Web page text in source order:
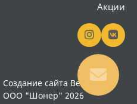
Акции
Создание сайта Вебсайт18
ООО "Шонер" 2026